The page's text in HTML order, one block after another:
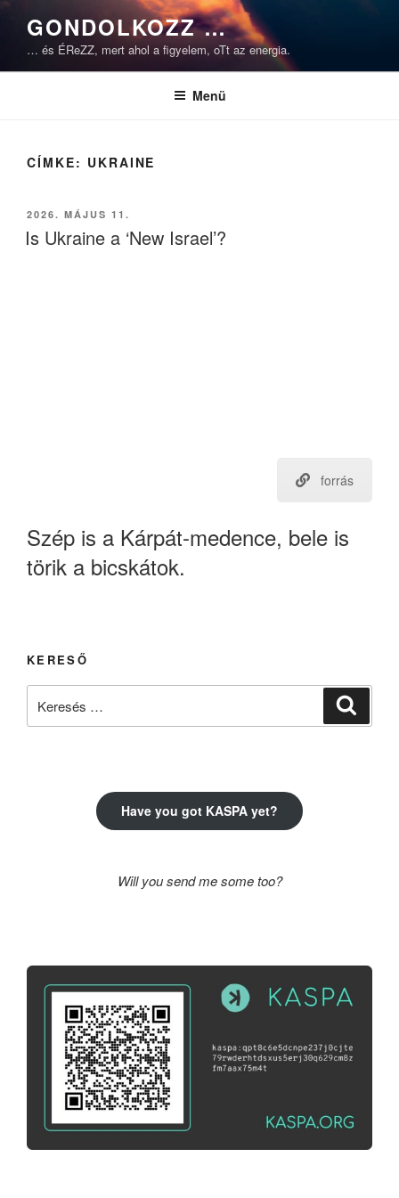
Tartalomhoz
GONDOLKOZZ …
… és ÉReZZ, mert ahol a figyelem, oTt az energia.
Menü
CÍMKE: UKRAINE
BEKÜLDVE:
2026. MÁJUS 11.
Is Ukraine a ‘New Israel’?
forrás
Szép is a Kárpát-medence, bele is
törik a bicskátok.
KERESŐ
Have you got KASPA yet?
Will you send me some too?